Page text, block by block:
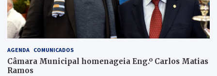
AGENDA COMUNICADOS
Câmara Municipal homenageia Eng.º Carlos Matias
Ramos